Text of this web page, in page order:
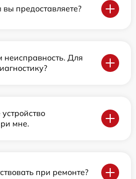
предоставляете?
Для
мне.
при ремонте?